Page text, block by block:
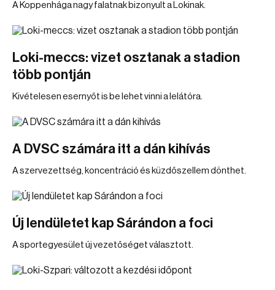
A Koppenhága nagy falatnak bizonyult a Lokinak.
Loki-meccs: vizet osztanak a stadion
több pontján
Kivételesen esernyőt is be lehet vinni a lelátóra.
A DVSC számára itt a dán kihívás
A szervezettség, koncentráció és küzdőszellem dönthet.
Új lendületet kap Sárándon a foci
A sportegyesület új vezetőséget választott.